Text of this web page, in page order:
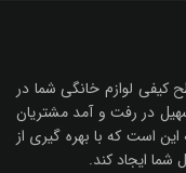
کیفی لوازم خانگی شما در
تسهیل در رفت و آمد مشتریان
است که با بهره گیری از
ایجاد کند.